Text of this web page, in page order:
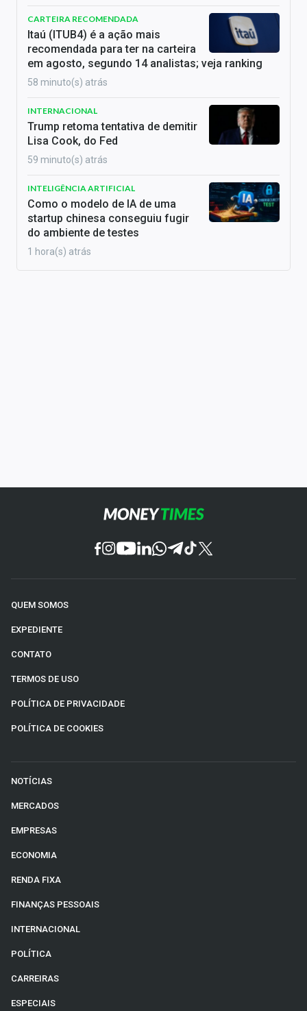
CARTEIRA RECOMENDADA
Itaú (ITUB4) é a ação mais
recomendada para ter na carteira
em agosto, segundo 14 analistas; veja ranking
58 minuto(s) atrás
INTERNACIONAL
Trump retoma tentativa de demitir
Lisa Cook, do Fed
59 minuto(s) atrás
INTELIGÊNCIA ARTIFICIAL
Como o modelo de IA de uma
startup chinesa conseguiu fugir
do ambiente de testes
1 hora(s) atrás
QUEM SOMOS
EXPEDIENTE
CONTATO
TERMOS DE USO
POLÍTICA DE PRIVACIDADE
POLÍTICA DE COOKIES
NOTÍCIAS
MERCADOS
EMPRESAS
ECONOMIA
RENDA FIXA
FINANÇAS PESSOAIS
INTERNACIONAL
POLÍTICA
CARREIRAS
ESPECIAIS